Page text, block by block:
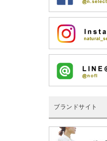
ブランドサイト